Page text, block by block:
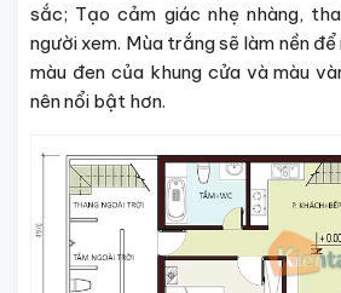
sắc; Tạo cảm giác nhẹ nhàng,
người xem. Mùa trắng sẽ làm nền để
màu đen của khung cửa và màu
nên nổi bật hơn.